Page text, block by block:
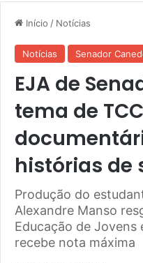
Início / Notícias
Notícias Senador
EJA de
tema de
histórias de
Produção do
Alexandre Manso
Educação de Jovens
recebe nota máxima